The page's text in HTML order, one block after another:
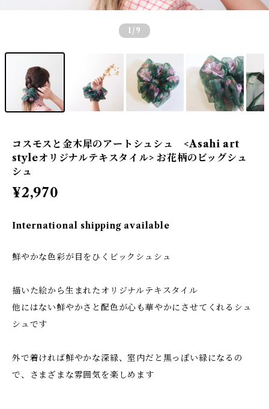
1 /9
コスモスと金木犀のアートシュシュ <Asahi art
styleオリジナルテキスタイル> お花柄のビッグシュ
シュ
¥2,970
International shipping available
鮮やかな色彩が目をひくビックシュシュ
描いた絵から生まれたオリジナルテキスタイル
他にはない鮮やかさと配色が心も華やかにさせてくれるシュ
シュです
外で着ければ鮮やかな深緑、室内だと黒っぽい緑になるの
で、さまざまな雰囲気を楽しめます